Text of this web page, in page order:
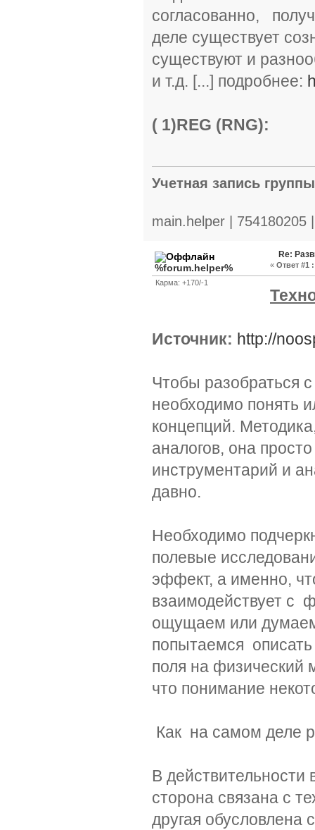
согласованно,
деле существует
существуют и
и т.д. [...] подробнее:
( 1)REG (RNG):
Учетная запись
main.helper |
%forum.helper%
Карма: +170/-1
Re:
« Ответ #1 :
Источник: http://
Чтобы разобраться
необходимо понять
концепций.
аналогов, она
инструментарий и
давно.
Необходимо
полевые
эффект, а именно,
взаимодействует с
ощущаем или
попытаемся
поля на физический
что понимание
Как на самом деле
В действительности
сторона связана с
другая обусловлена